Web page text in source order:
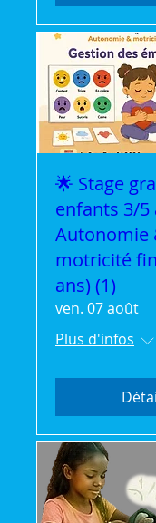
🌟 Stage
enfants 3/5
Autonomie
motricité
ans) (1)
ven. 07 août
Plus d'infos